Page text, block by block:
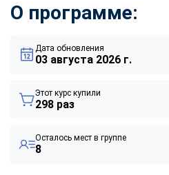
О программе:
Дата обновления
03 августа 2026 г.
Этот курс купили
298 раз
Осталось мест в группе
8